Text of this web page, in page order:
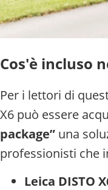
Cos'è incluso
Per i lettori di
X6 può essere
package” una
professionisti che
Leica DISTO